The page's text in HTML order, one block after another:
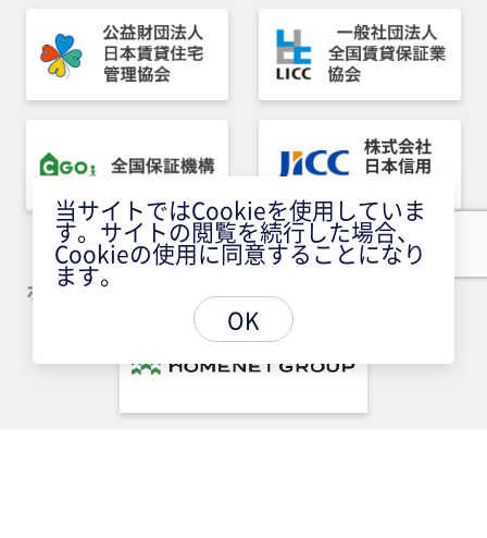
ホームネットグループの「あんしんサポート」
当サイトではCookieを使用していま
す。サイトの閲覧を続行した場合、
Cookieの使用に同意することになり
ます。
OK